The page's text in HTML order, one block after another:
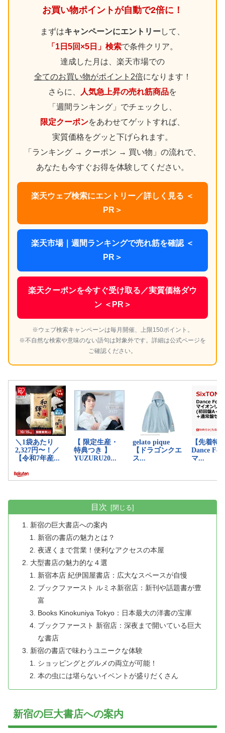
お買い物ポイントが自動で2倍に！
まずはキャンペーンにエントリーして、
「1日5回×5日」検索で条件クリア。
達成した月は、楽天市場での
全てのお買い物がポイント2倍になります！
さらに、
人気急上昇の売れ筋商品を
「週間ランキング」でチェックし、
限定クーポンをあわせてゲットすれば、
実質価格をグッと下げられます。
「ランキング → クーポン → 買い物」の流れで、
あなたも今すぐお得を体験してください。
楽天ウェブ検索にエントリー／詳しく見る ＜
PR＞
楽天市場｜週間ランキングで売れ筋を確認 ＜
PR＞
楽天クーポンを今すぐ受け取る／実質価格ダウ
ン ＜PR＞
※ウェブ検索キャンペーンは毎月開催、上限150ポイント。
※不自然な検索や意味のない語句は対象外です。詳細は公式ページを
ご確認ください。
目次
新宿の巨大書店への案内
新宿の書店の魅力とは？
夜遅くまで営業！便利なアクセスの本屋
大型書店の魅力的な４選
新宿本店 紀伊国屋書店：広大なスペースが自慢
ブックファースト ルミネ新宿店：新刊や話題書が豊
富
Books Kinokuniya Tokyo：日本最大の洋書の宝庫
ブックファースト 新宿店：深夜まで開いている巨大
な書店
新宿の書店で味わうユニークな体験
ショッピングとグルメの両立が可能！
本の虫には堪らないイベントが盛りだくさん
新宿の巨大書店への案内